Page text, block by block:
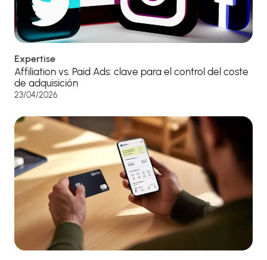
Expertise
Affiliation vs. Paid Ads: clave para el control del coste
de adquisición
23/04/2026